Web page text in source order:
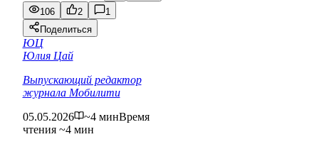
106
2
1
Поделиться
ЮЦ
Юлия Цай
Выпускающий редактор
журнала Мобилити
05.05.2026
~4 минВремя
чтения ~4 мин